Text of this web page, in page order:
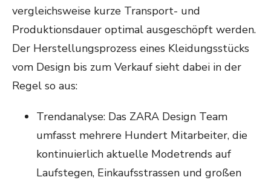
vergleichsweise kurze Transport- und
Produktionsdauer optimal ausgeschöpft werden.
Der Herstellungsprozess eines Kleidungsstücks
vom Design bis zum Verkauf sieht dabei in der
Regel so aus:
Trendanalyse: Das ZARA Design Team
umfasst mehrere Hundert Mitarbeiter, die
kontinuierlich aktuelle Modetrends auf
Laufstegen, Einkaufsstrassen und großen